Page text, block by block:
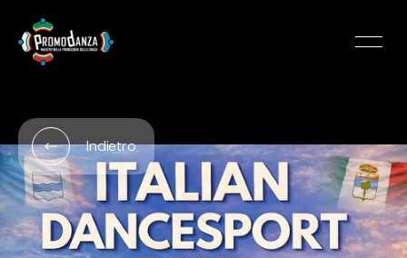
Indietro